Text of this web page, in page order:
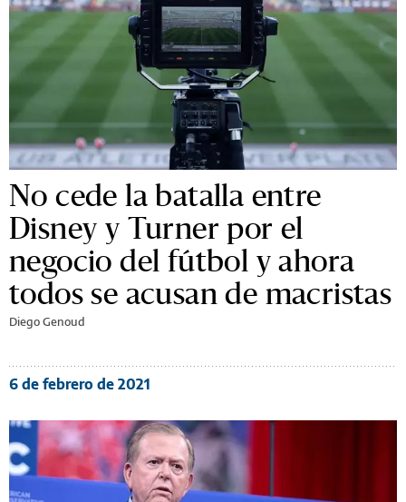
No cede la batalla entre
Disney y Turner por el
negocio del fútbol y ahora
todos se acusan de macristas
Diego Genoud
6 de febrero de 2021